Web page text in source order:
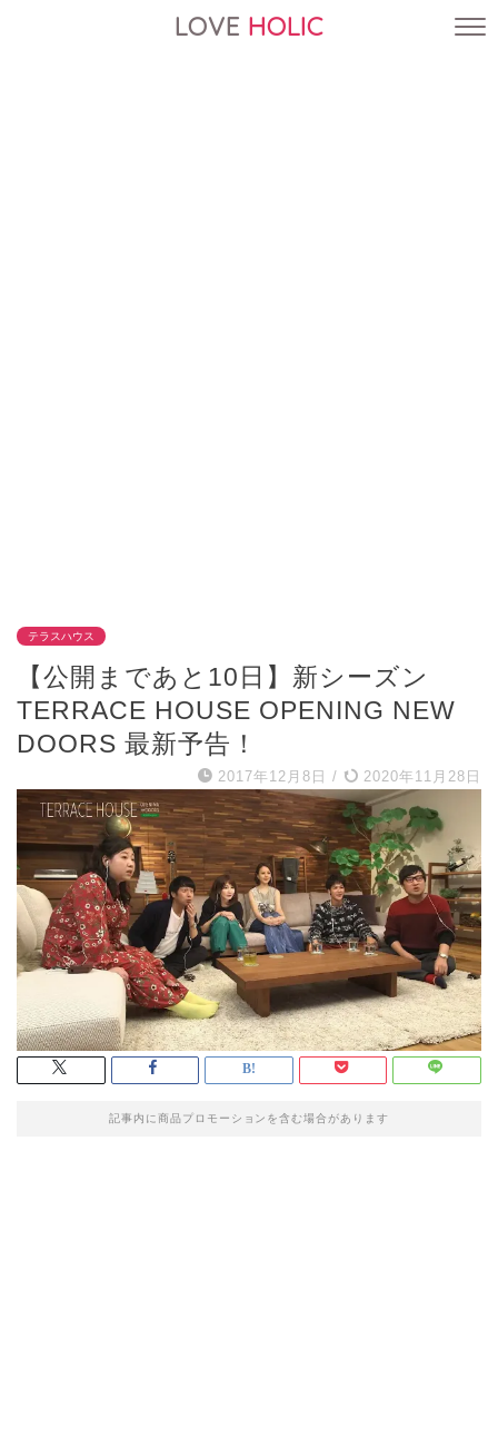
LOVE HOLIC
テラスハウス
【公開まであと10日】新シーズン
TERRACE HOUSE OPENING NEW
DOORS 最新予告！
2017年12月8日 / 2020年11月28日
記事内に商品プロモーションを含む場合があります